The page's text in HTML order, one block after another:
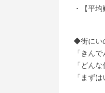
・【平
◆街にい
「きん
「どん
「まず